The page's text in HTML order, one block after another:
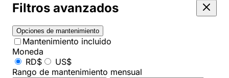
Filtros avanzados
Opciones de mantenimiento
Mantenimiento incluido
Moneda
RD$
US$
Rango de mantenimiento mensual